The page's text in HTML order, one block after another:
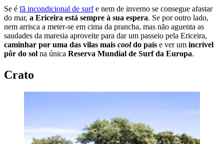
Se é fã incondicional de surfe nem de inverno se consegue afastar
do mar, a Ericeira está sempre à sua espera. Se por outro lado,
nem arrisca a meter-se em cima da prancha, mas não aguenta as
saudades da maresia aproveite para dar um passeio pela Ericeira,
caminhar por uma das vilas mais cooldo país e ver um incrível
pôr do sol na única Reserva Mundial de Surf da Europa.
Crato